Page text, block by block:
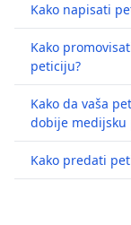
Kako napisati
Kako
peticiju?
Kako da vaša
dobije medijsku
Kako predati